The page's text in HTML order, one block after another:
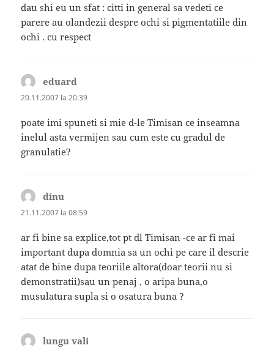
dau shi eu un sfat : citti in general sa vedeti ce
parere au olandezii despre ochi si pigmentatiile din
ochi . cu respect
eduard
20.11.2007 la 20:39
poate imi spuneti si mie d-le Timisan ce inseamna
inelul asta vermijen sau cum este cu gradul de
granulatie?
dinu
21.11.2007 la 08:59
ar fi bine sa explice,tot pt dl Timisan -ce ar fi mai
important dupa domnia sa un ochi pe care il descrie
atat de bine dupa teoriile altora(doar teorii nu si
demonstratii)sau un penaj , o aripa buna,o
musulatura supla si o osatura buna ?
lungu vali